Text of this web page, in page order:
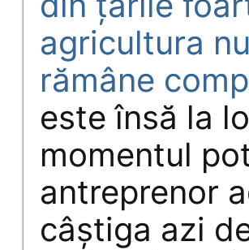
agricultura
rămâne
este însă la
momentul
antreprenor
câștiga azi